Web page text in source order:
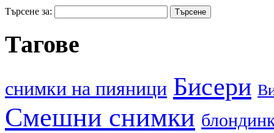
Търсене за:
Тагове
cнимки на пияници Бисери
Смешни снимки